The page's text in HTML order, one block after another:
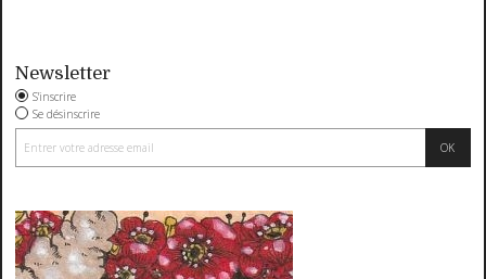
Newsletter
S'inscrire
Se désinscrire